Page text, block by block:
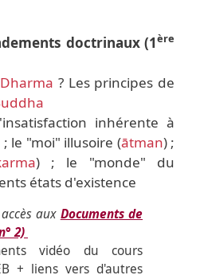
doctrinaux (1ère
Dharma? Les principes de
inhérente à
; le "moi" illusoire (ātman) ;
) ; le "monde" du
états d'existence
accès aux Documents de
2)
vidéo du cours
+ liens vers d'autres